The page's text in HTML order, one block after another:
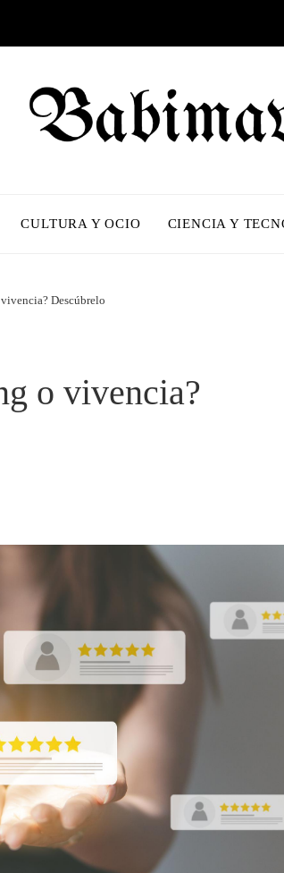
CULTURA Y OCIO CIENCIA Y
Descúbrelo
o vivencia?